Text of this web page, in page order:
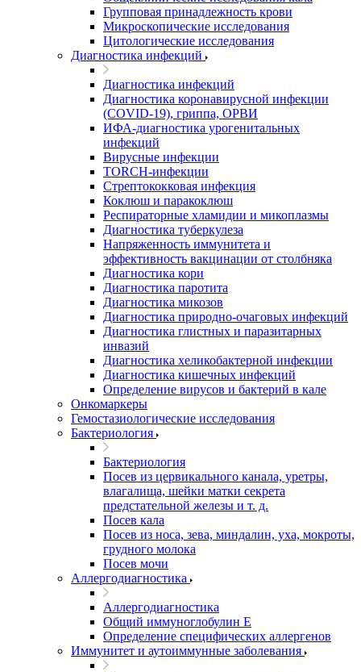
Групповая принадлежность крови
Микроскопические исследования
Цитологические исследования
Диагностика инфекций
Диагностика инфекций
Диагностика коронавирусной инфекции
(COVID-19), гриппа, ОРВИ
ИФА-диагностика урогенитальных
инфекций
Вирусные инфекции
TORCH-инфекции
Стрептококковая инфекция
Коклюш и паракоклюш
Респираторные хламидии и микоплазмы
Диагностика туберкулеза
Напряженность иммунитета и
эффективность вакцинации от столбняка
Диагностика кори
Диагностика паротита
Диагностика микозов
Диагностика природно-очаговых инфекций
Диагностика глистных и паразитарных
инвазий
Диагностика хеликобактерной инфекции
Диагностика кишечных инфекций
Определение вирусов и бактерий в кале
Онкомаркеры
Гемостазиологические исследования
Бактериология
Бактериология
Посев из цервикального канала, уретры,
влагалища, шейки матки секрета
предстательной железы и т. д.
Посев кала
Посев из носа, зева, миндалин, уха, мокроты,
грудного молока
Посев мочи
Аллергодиагностика
Аллергодиагностика
Общий иммуноглобулин Е
Определение специфических аллергенов
Иммунитет и аутоиммунные заболевания